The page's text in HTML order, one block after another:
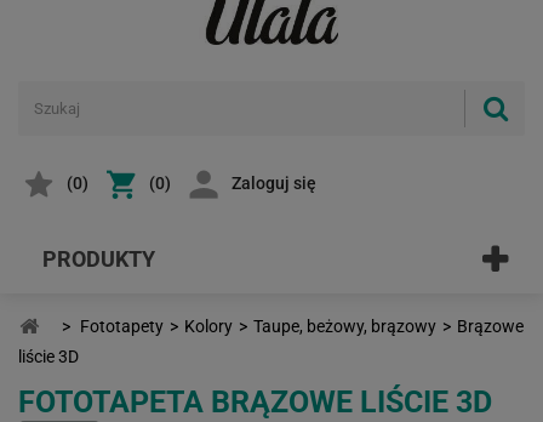
(0) (0) Zaloguj się
PRODUKTY
> Fototapety > Kolory > Taupe, beżowy, brązowy > Brązowe
liście 3D
FOTOTAPETA BRĄZOWE LIŚCIE 3D